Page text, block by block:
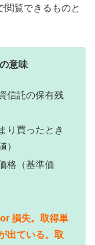
閲覧できるものと
意味
信託の保有残
り買ったとき
）
格（基準価
損失。取得単
出ている。取